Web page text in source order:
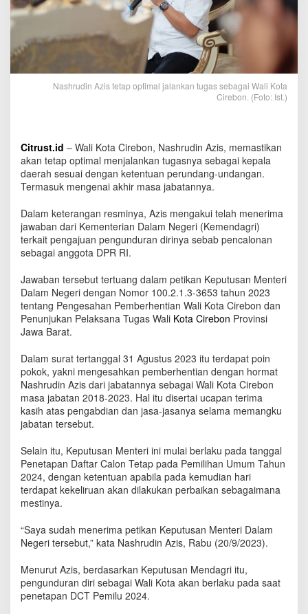
p
i
m
a
k
a
n
T
u
a
s
s
e
a
g
a
i
i
K
o
t
a
r
e
b
o
Nashrudin Azis tetap optimal jalankan tugas sebagai Wali Kota
Cirebon. (Foto: Ist.)
Citrust.id – Wali Kota Cirebon, Nashrudin Azis, memastikan
akan tetap optimal menjalankan tugasnya sebagai kepala
daerah sesuai dengan ketentuan perundang-undangan.
Termasuk mengenai akhir masa jabatannya.
Dalam keterangan resminya, Azis mengakui telah menerima
jawaban dari Kementerian Dalam Negeri (Kemendagri)
terkait pengajuan pengunduran dirinya sebab pencalonan
sebagai anggota DPR RI.
Jawaban tersebut tertuang dalam petikan Keputusan Menteri
Dalam Negeri dengan Nomor 100.2.1.3-3653 tahun 2023
tentang Pengesahan Pemberhentian Wali Kota Cirebon dan
Penunjukan Pelaksana Tugas Wali Kota Cirebon Provinsi
Jawa Barat.
Dalam surat tertanggal 31 Agustus 2023 itu terdapat poin
pokok, yakni mengesahkan pemberhentian dengan hormat
Nashrudin Azis dari jabatannya sebagai Wali Kota Cirebon
masa jabatan 2018-2023. Hal itu disertai ucapan terima
kasih atas pengabdian dan jasa-jasanya selama memangku
jabatan tersebut.
Selain itu, Keputusan Menteri ini mulai berlaku pada tanggal
Penetapan Daftar Calon Tetap pada Pemilihan Umum Tahun
2024, dengan ketentuan apabila pada kemudian hari
terdapat kekeliruan akan dilakukan perbaikan sebagaimana
mestinya.
“Saya sudah menerima petikan Keputusan Menteri Dalam
Negeri tersebut,” kata Nashrudin Azis, Rabu (20/9/2023).
Menurut Azis, berdasarkan Keputusan Mendagri itu,
pengunduran diri sebagai Wali Kota akan berlaku pada saat
penetapan DCT Pemilu 2024.